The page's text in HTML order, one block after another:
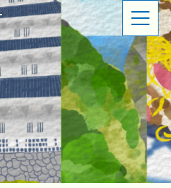
は
SHOP OVERVIEW
ショップ概要
LATEST EVENTS
イベント情報
CONTACT
お問い合わせ